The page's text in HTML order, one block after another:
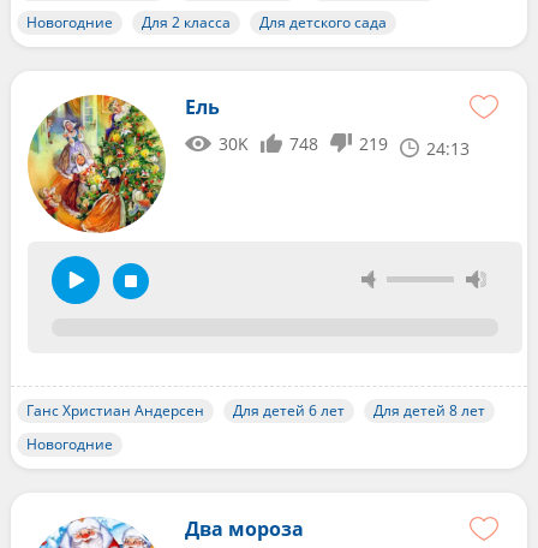
Новогодние
Для 2 класса Для детского сада
Ель
30K 748 219 24:13
Ганс Христиан Андерсен Для детей 6 лет
Для детей 8 лет
Новогодние
Два мороза